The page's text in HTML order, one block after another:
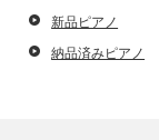
新品ピアノ
納品済みピアノ